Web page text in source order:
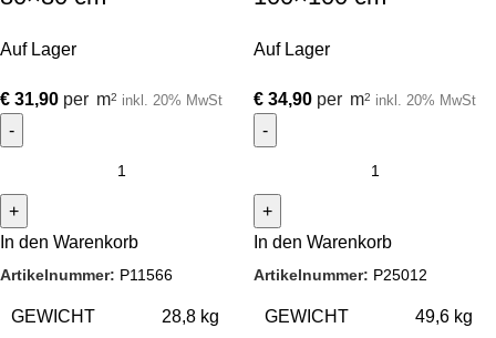
Auf Lager
€ 31,90 per m2 inkl. 20% MwSt
In den Warenkorb
Artikelnummer: P11566
GEWICHT 28,8 kg
Auf Lager
€ 34,90 per m2 inkl. 20% MwSt
In den Warenkorb
Artikelnummer: P25012
GEWICHT 49,6 kg